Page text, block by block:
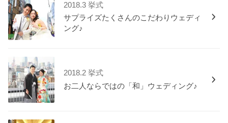
2018.3 挙式
サプライズたくさんのこだわりウェディ
ング♪
2018.2 挙式
お二人ならではの「和」ウェディング♪